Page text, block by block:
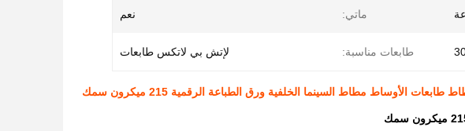
ماتي: نعم
طابعات مناسبة: لإتش بي لاتكس طابعات